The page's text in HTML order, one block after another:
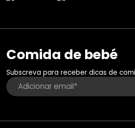
Comida de bebé
Subscreva para receber dicas de